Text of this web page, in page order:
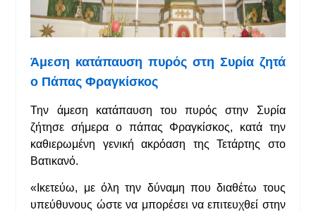
Άμεση κατάπαυση πυρός στη Συρία ζητά
ο Πάπας Φραγκίσκος
Την άμεση κατάπαυση του πυρός στην Συρία
ζήτησε σήμερα ο πάπας Φραγκίσκος, κατά την
καθιερωμένη γενική ακρόαση της Τετάρτης στο
Βατικανό.
«Ικετεύω, με όλη την δύναμη που διαθέτω τους
υπεύθυνους ώστε να μπορέσει να επιτευχθεί στην